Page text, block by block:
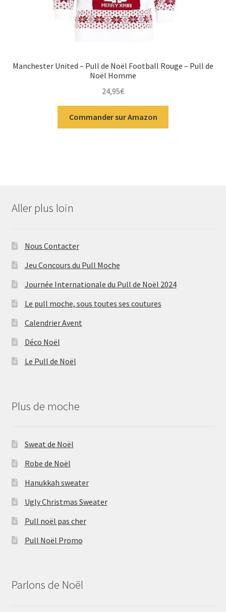
Manchester United – Pull de Noël Football Rouge – Pull de
Noël Homme
24,95€
Commander sur Amazon
Aller plus loin
Nous Contacter
Jeu Concours du Pull Moche
Journée Internationale du Pull de Noël 2024
Le pull moche, sous toutes ses coutures
Calendrier Avent
Déco Noël
Le Pull de Noël
Plus de moche
Sweat de Noël
Robe de Noël
Hanukkah sweater
Ugly Christmas Sweater
Pull noël pas cher
Pull Noël Promo
Parlons de Noël